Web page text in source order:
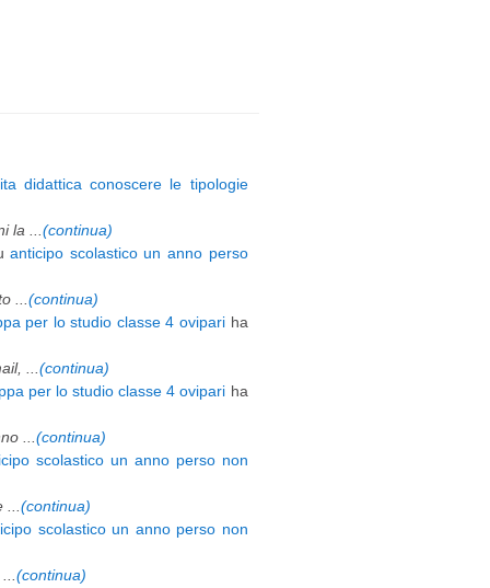
didattica conoscere le tipologie
la ... (continua)
anticipo scolastico un anno perso
... (continua)
per lo studio classe 4 ovipariha
... (continua)
per lo studio classe 4 ovipari ha
... (continua)
scolastico un anno perso non
(continua)
scolastico un anno perso non
(continua)